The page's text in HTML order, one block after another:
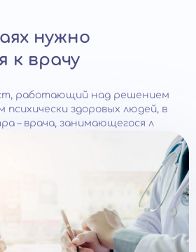
нужно
к врачу
работающий над решением
здоровых людей, в
– врача, занимающегося л